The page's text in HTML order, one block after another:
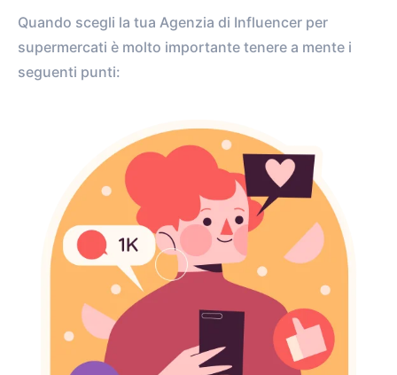
Quando scegli la tua Agenzia di Influencer per
supermercati è molto importante tenere a mente i
seguenti punti: